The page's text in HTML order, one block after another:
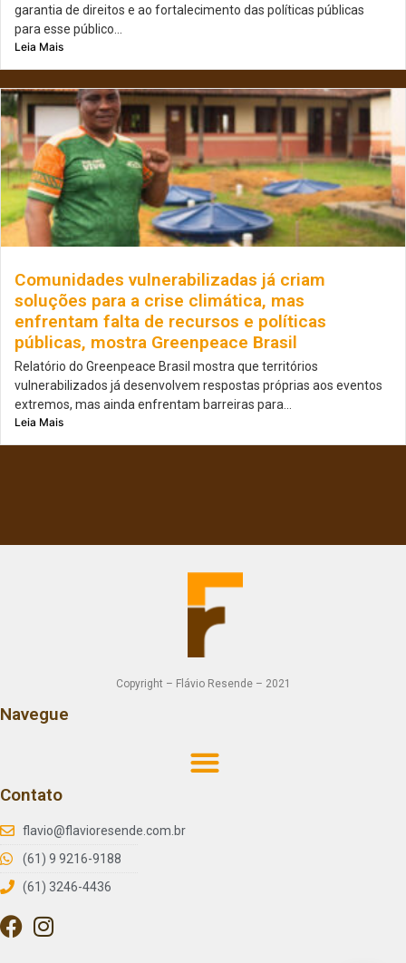
garantia de direitos e ao fortalecimento das políticas públicas
para esse público...
Leia Mais
Comunidades vulnerabilizadas já criam
soluções para a crise climática, mas
enfrentam falta de recursos e políticas
públicas, mostra Greenpeace Brasil
Relatório do Greenpeace Brasil mostra que territórios
vulnerabilizados já desenvolvem respostas próprias aos eventos
extremos, mas ainda enfrentam barreiras para...
Leia Mais
Copyright – Flávio Resende – 2021
Navegue
Contato
flavio@flavioresende.com.br
(61) 9 9216-9188
(61) 3246-4436